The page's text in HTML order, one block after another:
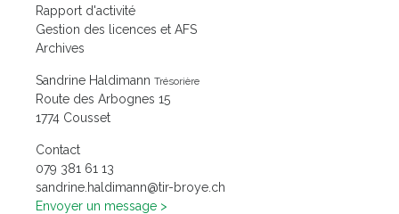
Rapport d'activité
Gestion des licences et AFS
Archives
Sandrine Haldimann Trésorière
Route des Arbognes 15
1774 Cousset
Contact
31 16 183 970
hc.eyorb-rit@nnamidlah.enirdnas
Envoyer un message